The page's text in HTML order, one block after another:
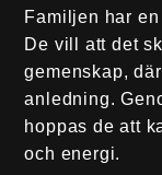
Familjen har
De vill att det
gemenskap,
anledning.
hoppas de att
och energi.